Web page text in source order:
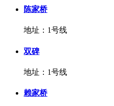
陈家桥
地址：1号线
双碑
地址：1号线
赖家桥